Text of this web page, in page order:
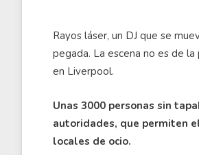
Rayos láser, un DJ que se
pegada. La escena no es de
en Liverpool.
Unas 3000 personas sin
autoridades, que permiten
locales de ocio.